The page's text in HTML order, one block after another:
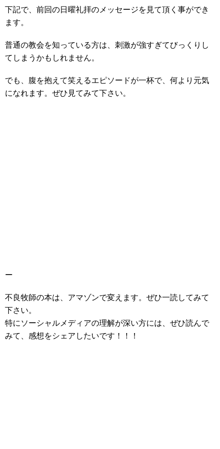
下記で、前回の日曜礼拝のメッセージを見て頂く事ができ
ます。
普通の教会を知っている方は、刺激が強すぎてびっくりし
てしまうかもしれません。
でも、腹を抱えて笑えるエピソードが一杯で、何より元気
になれます。ぜひ見てみて下さい。
ー
不良牧師の本は、アマゾンで変えます。ぜひ一読してみて
下さい。
特にソーシャルメディアの理解が深い方には、ぜひ読んで
みて、感想をシェアしたいです！！！